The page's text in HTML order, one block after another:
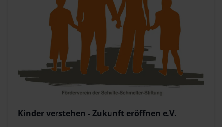
Kinder verstehen - Zukunft eröffnen e.V.